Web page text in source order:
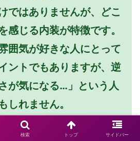
ではありませんが、どこ
感じる内装が特徴です。
囲気が好きな人にとって
ントでもありますが、逆
が気になる…」という人
しれません。
検索 トップ サイドバー